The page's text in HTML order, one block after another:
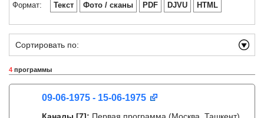
Формат: Текст Фото / сканы PDF DJVU HTML
Сортировать по:
4 программы
09-06-1975 - 15-06-1975